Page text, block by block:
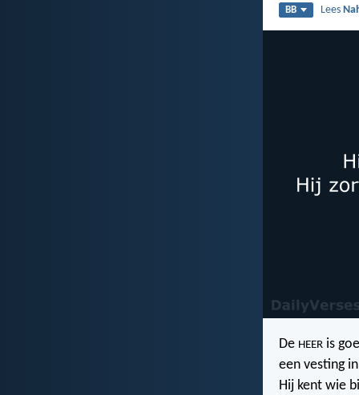
BB Lees
De HEER is
een vesting
Hij kent wie